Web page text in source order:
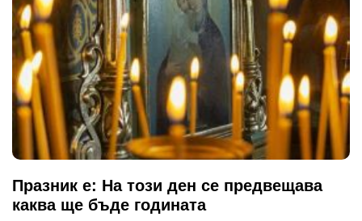
Празник е: На този ден се предвещава
каква ще бъде годината